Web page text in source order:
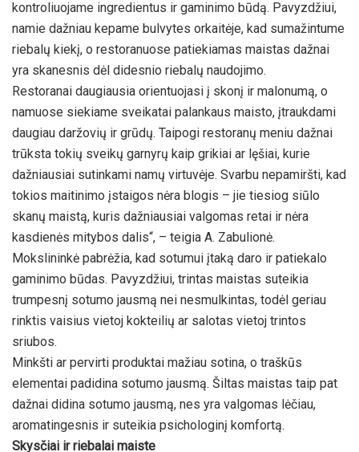
kontroliuojame ingredientus ir gaminimo būdą. Pavyzdžiui,
namie dažniau kepame bulvytes orkaitėje, kad sumažintume
riebalų kiekį, o restoranuose patiekiamas maistas dažnai
yra skanesnis dėl didesnio riebalų naudojimo.
Restoranai daugiausia orientuojasi į skonį ir malonumą, o
namuose siekiame sveikatai palankaus maisto, įtraukdami
daugiau daržovių ir grūdų. Taipogi restoranų meniu dažnai
trūksta tokių sveikų garnyrų kaip grikiai ar lęšiai, kurie
dažniausiai sutinkami namų virtuvėje. Svarbu nepamiršti, kad
tokios maitinimo įstaigos nėra blogis – jie tiesiog siūlo
skanų maistą, kuris dažniausiai valgomas retai ir nėra
kasdienės mitybos dalis“, – teigia A. Zabulionė.
Mokslininkė pabrėžia, kad sotumui įtaką daro ir patiekalo
gaminimo būdas. Pavyzdžiui, trintas maistas suteikia
trumpesnį sotumo jausmą nei nesmulkintas, todėl geriau
rinktis vaisius vietoj kokteilių ar salotas vietoj trintos
sriubos.
Minkšti ar pervirti produktai mažiau sotina, o traškūs
elementai padidina sotumo jausmą. Šiltas maistas taip pat
dažnai didina sotumo jausmą, nes yra valgomas lėčiau,
aromatingesnis ir suteikia psichologinį komfortą.
Skysčiai ir riebalai maiste